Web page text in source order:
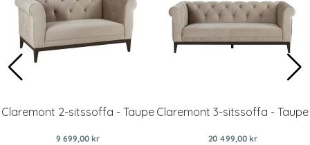
Claremont 2-sitssoffa - Taupe
9 699,00 kr
Claremont 3-sitssoffa - Taupe
20 499,00 kr